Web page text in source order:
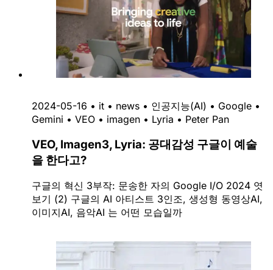
2024-05-16 • it • news • 인공지능(AI) • Google •
Gemini • VEO • imagen • Lyria • Peter Pan
VEO, Imagen3, Lyria: 공대감성 구글이 예술
을 한다고?
구글의 혁신 3부작: 문송한 자의 Google I/O 2024 엿
보기 (2) 구글의 AI 아티스트 3인조, 생성형 동영상AI,
이미지AI, 음악AI 는 어떤 모습일까